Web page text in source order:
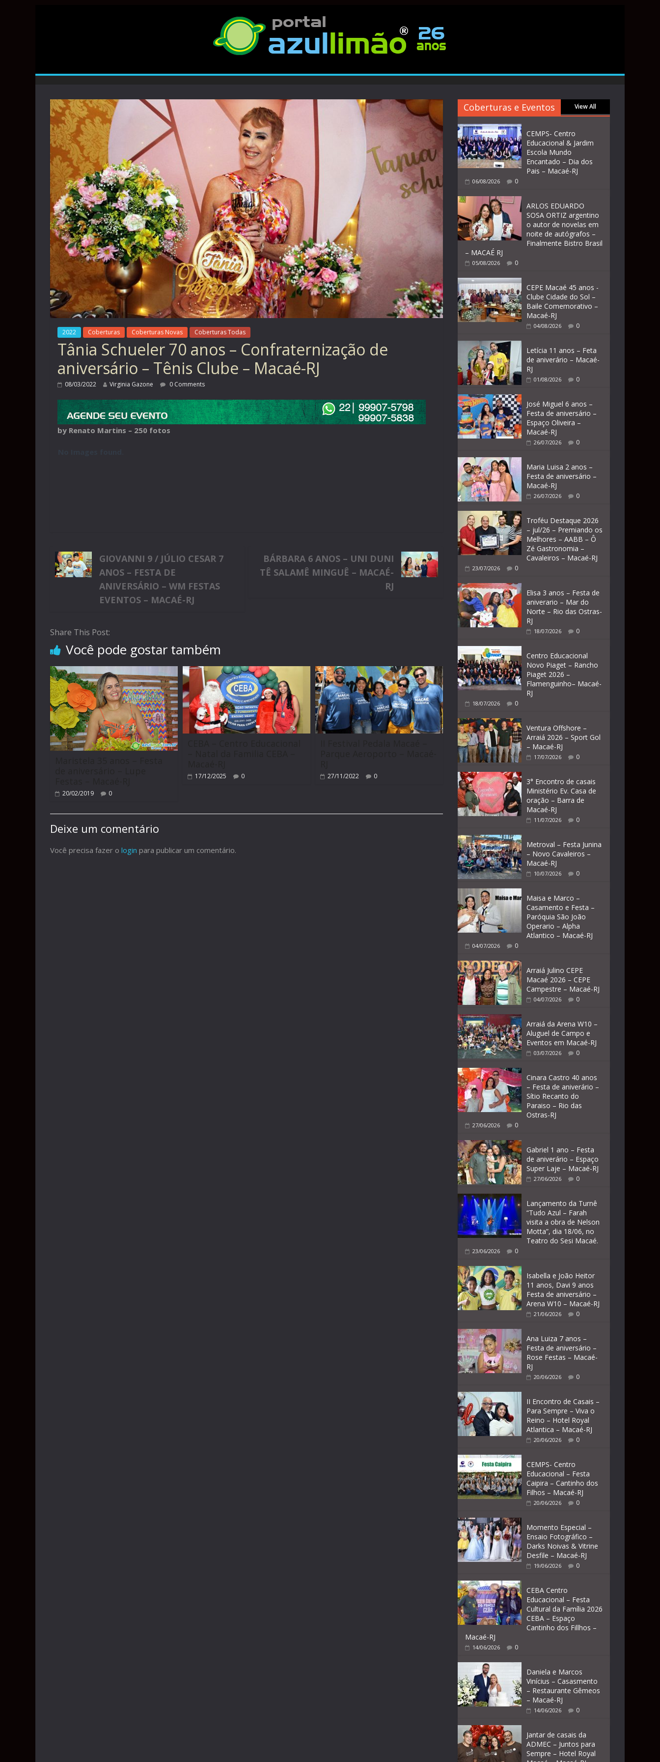
2022 Coberturas Coberturas Novas Coberturas Todas
Tânia Schueler 70 anos – Confraternização de
aniversário – Tênis Clube – Macaé-RJ
08/03/2022 Virginia Gazone 0 Comments
by Renato Martins – 250 fotos
GIOVANNI 9 / JÚLIO CESAR 7
ANOS – FESTA DE
ANIVERSÁRIO – WM FESTAS
EVENTOS – MACAÉ-RJ
BÁRBARA 6 ANOS – UNI DUNI
TÊ SALAMÊ MINGUÊ – MACAÉ-
RJ
Share This Post:
Você pode gostar também
20/02/2019 0
17/12/2025 0 27/11/2022 0
Deixe um comentário
Você precisa fazer o login para publicar um comentário.
Coberturas e Eventos View All
CEMPS- Centro
Educacional & Jardim
Escola Mundo
Encantado – Dia dos
Pais – Macaé-RJ
06/08/2026 0
ARLOS EDUARDO
SOSA ORTIZ argentino
o autor de novelas em
noite de autógrafos –
Finalmente Bistro Brasil
– MACAÉ RJ
05/08/2026 0
CEPE Macaé 45 anos -
Clube Cidade do Sol –
Baile Comemorativo –
Macaé-RJ
04/08/2026 0
Letícia 11 anos – Feta
de aniverário – Macaé-
RJ
01/08/2026 0
José Miguel 6 anos –
Festa de aniversário –
Espaço Oliveira –
Macaé-RJ
26/07/2026 0
Maria Luisa 2 anos –
Festa de aniversário –
Macaé-RJ
26/07/2026 0
Troféu Destaque 2026
– jul/26 – Premiando os
Melhores – AABB – Ô
Zé Gastronomia –
Cavaleiros – Macaé-RJ
23/07/2026 0
Elisa 3 anos – Festa de
aniverario – Mar do
Norte – Rio das Ostras-
RJ
18/07/2026 0
Centro Educacional
Novo Piaget – Rancho
Piaget 2026 –
Flamenguinho– Macaé-
RJ
18/07/2026 0
Ventura Offshore –
Arraiá 2026 – Sport Gol
– Macaé-RJ
17/07/2026 0
3° Encontro de casais
Ministério Ev. Casa de
oração – Barra de
Macaé-RJ
11/07/2026 0
Metroval – Festa Junina
– Novo Cavaleiros –
Macaé-RJ
10/07/2026 0
Maisa e Marco –
Casamento e Festa –
Paróquia São João
Operario – Alpha
Atlantico – Macaé-RJ
04/07/2026 0
Arraiá Julino CEPE
Macaé 2026 – CEPE
Campestre – Macaé-RJ
04/07/2026 0
Arraiá da Arena W10 –
Aluguel de Campo e
Eventos em Macaé-RJ
03/07/2026 0
Cinara Castro 40 anos
– Festa de aniverário –
Sítio Recanto do
Paraiso – Rio das
Ostras-RJ
27/06/2026 0
Gabriel 1 ano – Festa
de aniverário – Espaço
Super Laje – Macaé-RJ
27/06/2026 0
Lançamento da Turnê
“Tudo Azul – Farah
visita a obra de Nelson
Motta”, dia 18/06, no
Teatro do Sesi Macaé.
23/06/2026 0
Isabella e João Heitor
11 anos, Davi 9 anos
Festa de aniversário –
Arena W10 – Macaé-RJ
21/06/2026 0
Ana Luiza 7 anos –
Festa de aniversário –
Rose Festas – Macaé-
RJ
20/06/2026 0
II Encontro de Casais –
Para Sempre – Viva o
Reino – Hotel Royal
Atlantica – Macaé-RJ
20/06/2026 0
CEMPS- Centro
Educacional – Festa
Caipira – Cantinho dos
Filhos – Macaé-RJ
20/06/2026 0
Momento Especial –
Ensaio Fotográfico –
Darks Noivas & Vitrine
Desfile – Macaé-RJ
19/06/2026 0
CEBA Centro
Educacional – Festa
Cultural da Família 2026
CEBA – Espaço
Cantinho dos Fillhos –
Macaé-RJ
14/06/2026 0
Daniela e Marcos
Vinícius – Casasmento
– Restaurante Gêmeos
– Macaé-RJ
14/06/2026 0
Jantar de casais da
ADMEC – Juntos para
Sempre – Hotel Royal